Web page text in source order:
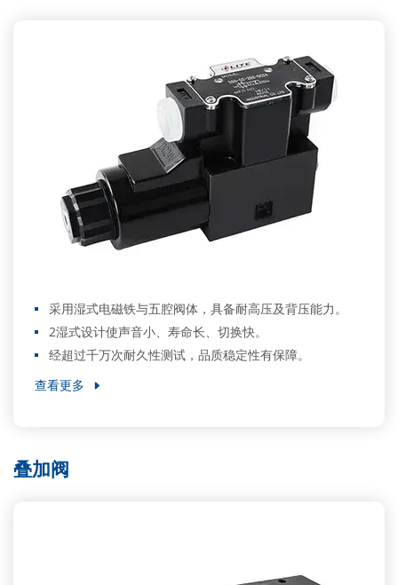
采用湿式电磁铁与五腔阀体，具备耐高压及背压能力。
2湿式设计使声音小、寿命长、切换快。
经超过千万次耐久性测试，品质稳定性有保障。
查看更多
叠加阀